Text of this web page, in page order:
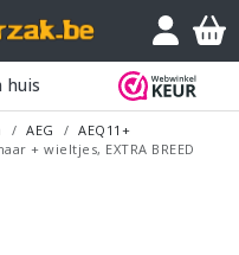
huis
AEG
AEQ11+
+ wieltjes, EXTRA BREED
Vraagje?